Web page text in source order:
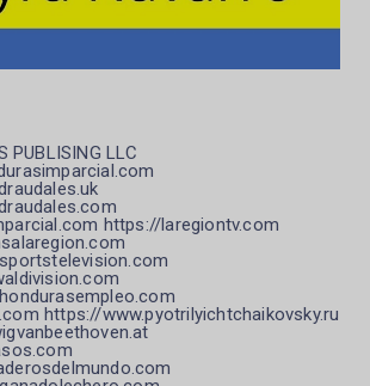
PUBLISING LLC
https://laregiontv.com
https://www.pyotrilyichtchaikovsky.ru